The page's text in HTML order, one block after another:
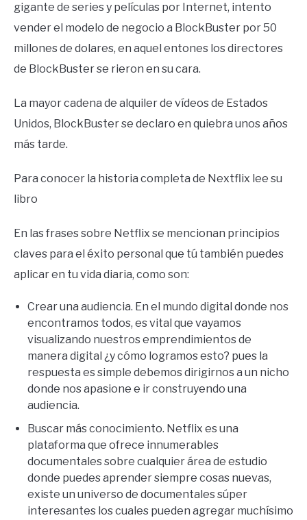
gigante de series y películas por Internet, intento
vender el modelo de negocio a BlockBuster por 50
millones de dolares, en aquel entones los directores
de BlockBuster se rieron en su cara.
La mayor cadena de alquiler de vídeos de Estados
Unidos, BlockBuster se declaro en quiebra unos años
más tarde.
Para conocer la historia completa de Nextflix lee su
libro
En las frases sobre Netflix se mencionan principios
claves para el éxito personal que tú también puedes
aplicar en tu vida diaria, como son:
Crear una audiencia. En el mundo digital donde nos
encontramos todos, es vital que vayamos
visualizando nuestros emprendimientos de
manera digital ¿y cómo logramos esto? pues la
respuesta es simple debemos dirigirnos a un nicho
donde nos apasione e ir construyendo una
audiencia.
Buscar más conocimiento. Netflix es una
plataforma que ofrece innumerables
documentales sobre cualquier área de estudio
donde puedes aprender siempre cosas nuevas,
existe un universo de documentales súper
interesantes los cuales pueden agregar muchísimo